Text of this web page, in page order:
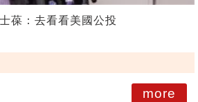
葆：去看看美國公投
more